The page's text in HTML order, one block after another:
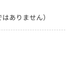
ありません）